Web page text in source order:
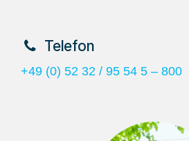
​Telefon
+49 (0) 52 32 / 95 54 5 – 800